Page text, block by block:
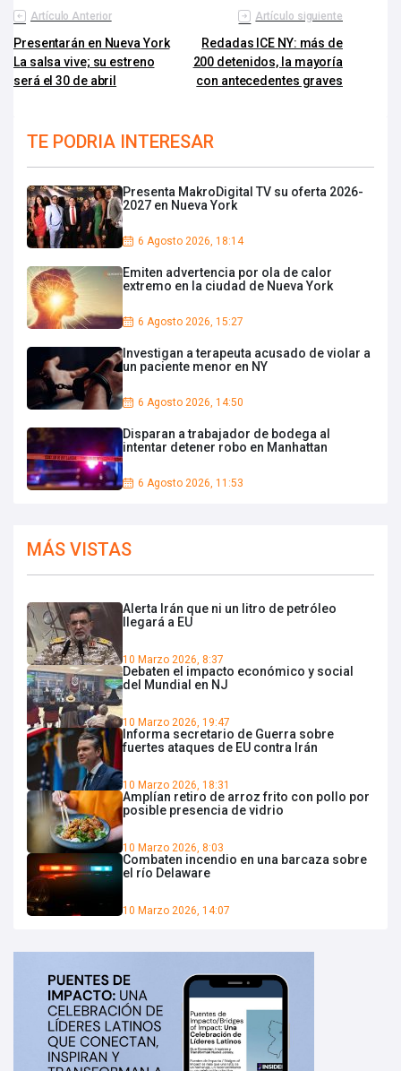
Artículo Anterior
Presentarán en Nueva York
La salsa vive; su estreno
será el 30 de abril
Artículo siguiente
Redadas ICE NY: más de
200 detenidos, la mayoría
con antecedentes graves
TE PODRIA INTERESAR
Presenta MakroDigital TV su oferta 2026-
2027 en Nueva York
6 Agosto 2026, 18:14
Emiten advertencia por ola de calor
extremo en la ciudad de Nueva York
6 Agosto 2026, 15:27
Investigan a terapeuta acusado de violar a
un paciente menor en NY
6 Agosto 2026, 14:50
Disparan a trabajador de bodega al
intentar detener robo en Manhattan
6 Agosto 2026, 11:53
MÁS VISTAS
Alerta Irán que ni un litro de petróleo
llegará a EU
10 Marzo 2026, 8:37
Debaten el impacto económico y social
del Mundial en NJ
10 Marzo 2026, 19:47
Informa secretario de Guerra sobre
fuertes ataques de EU contra Irán
10 Marzo 2026, 18:31
Amplían retiro de arroz frito con pollo por
posible presencia de vidrio
10 Marzo 2026, 8:03
Combaten incendio en una barcaza sobre
el río Delaware
10 Marzo 2026, 14:07